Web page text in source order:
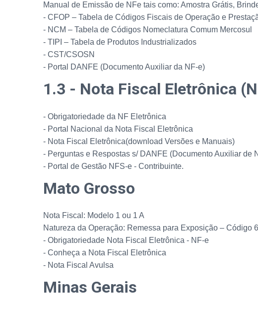
Manual de Emissão de NFe tais como: Amostra Grátis,
- CFOP – Tabela de Códigos Fiscais de Operação e
- NCM – Tabela de Códigos Nomeclatura Comum Mercosul
- TIPI – Tabela de Produtos Industrializados
- CST/CSOSN
- Portal DANFE (Documento Auxiliar da NF-e)
1.3 - Nota Fiscal Eletrônica
- Obrigatoriedade da NF Eletrônica
- Portal Nacional da Nota Fiscal Eletrônica
- Nota Fiscal Eletrônica(download Versões e Manuais)
- Perguntas e Respostas s/ DANFE (Documento Auxiliar de
- Portal de Gestão NFS-e - Contribuinte.
Mato Grosso
Nota Fiscal: Modelo 1 ou 1 A
Natureza da Operação: Remessa para Exposição – Código
- Obrigatoriedade Nota Fiscal Eletrônica - NF-e
- Conheça a Nota Fiscal Eletrônica
- Nota Fiscal Avulsa
Minas Gerais